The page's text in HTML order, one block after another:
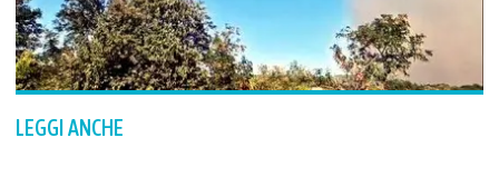
LEGGI ANCHE